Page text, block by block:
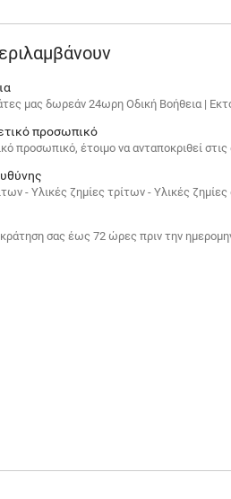
μας δωρεάν 24ωρη Οδική Βοήθεια |
προσωπικό
προσωπικό, έτοιμο να ανταποκριθεί στις
- Υλικές ζημίες τρίτων - Υλικές
σας έως 72 ώρες πριν την